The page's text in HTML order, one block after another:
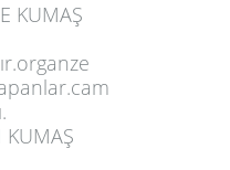
KUMAŞ
KUMAŞ